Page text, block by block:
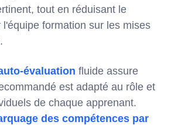
tout en réduisant le
formation sur les mises
évaluation fluide assure
est adapté au rôle et
de chaque apprenant.
des compétences par